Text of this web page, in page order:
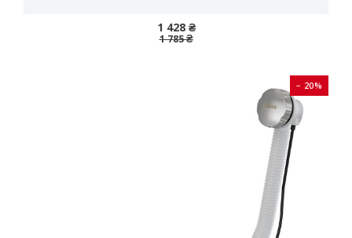
1 428 ₴
1 785 ₴
− 20%